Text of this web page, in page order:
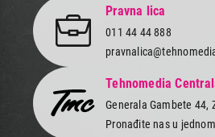
Pravna lica
011 44 44 888
Tehnomedia
Generala Gambete 44,
Pronađite nas u